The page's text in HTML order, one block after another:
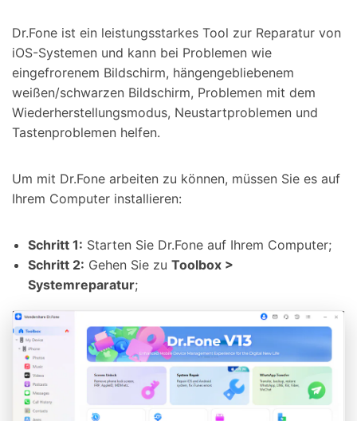
Dr.Fone ist ein leistungsstarkes Tool zur Reparatur von
iOS-Systemen und kann bei Problemen wie
eingefrorenem Bildschirm, hängengebliebenem
weißen/schwarzen Bildschirm, Problemen mit dem
Wiederherstellungsmodus, Neustartproblemen und
Tastenproblemen helfen.
Um mit Dr.Fone arbeiten zu können, müssen Sie es auf
Ihrem Computer installieren:
Schritt 1: Starten Sie Dr.Fone auf Ihrem Computer;
Schritt 2: Gehen Sie zu Toolbox >
Systemreparatur;